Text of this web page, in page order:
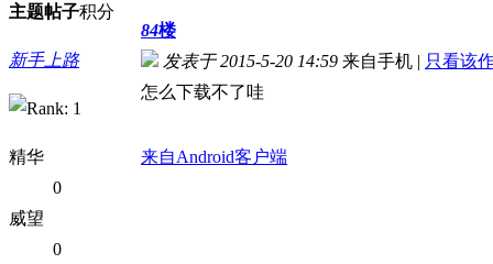
主题帖子积分
新手上路
精华
0
威望
0
84楼
发表于 2015-5-20 14:59 来自手机 | 只看该
怎么下载不了哇
来自Android客户端